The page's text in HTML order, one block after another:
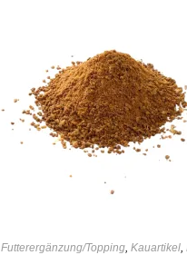
Futterergänzung/Topping, Kauartikel,